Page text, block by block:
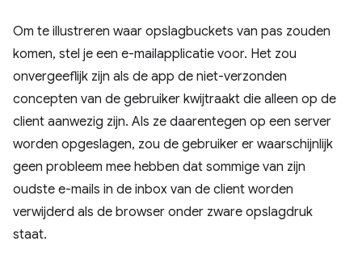
Om te illustreren waar opslagbuckets van pas zouden
komen, stel je een e-mailapplicatie voor. Het zou
onvergeeflijk zijn als de app de niet-verzonden
concepten van de gebruiker kwijtraakt die alleen op de
client aanwezig zijn. Als ze daarentegen op een server
worden opgeslagen, zou de gebruiker er waarschijnlijk
geen probleem mee hebben dat sommige van zijn
oudste e-mails in de inbox van de client worden
verwijderd als de browser onder zware opslagdruk
staat.